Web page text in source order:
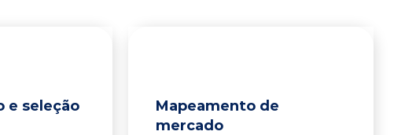
e seleção
Mapeamento de
mercado